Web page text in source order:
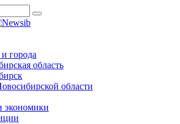
города
область
области
экономики